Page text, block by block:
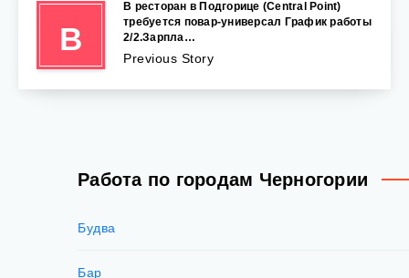
В
В ресторан в Подгорице (Central Point)
требуется повар-универсал График работы
2/2.Зарпла…
Previous Story
Работа по городам Черногории
Будва
Бар